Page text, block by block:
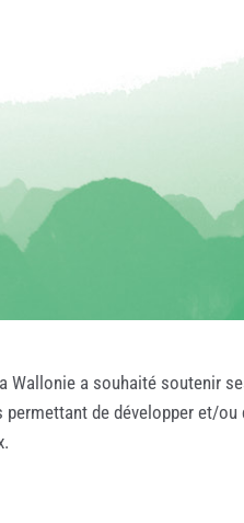
Wallonie a souhaité soutenir
de développer et/ou